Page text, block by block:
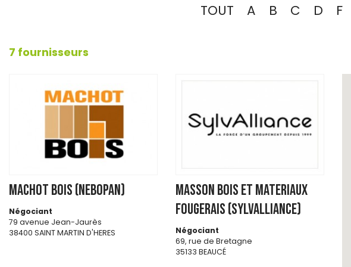
TOUT A B C D F
7 fournisseurs
MACHOT BOIS (NEBOPAN)
Négociant
79 avenue Jean-Jaurès
38400 SAINT MARTIN D'HERES
MASSON BOIS ET MATERIAUX
FOUGERAIS (SYLVALLIANCE)
Négociant
69, rue de Bretagne
35133 BEAUCÉ